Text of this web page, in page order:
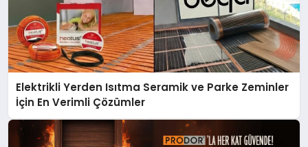
Elektrikli Yerden Isıtma Seramik ve Parke Zeminler
İçin En Verimli Çözümler